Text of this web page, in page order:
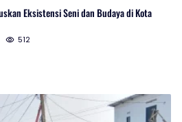
Eksistensi Seni dan Budaya di Kota
512